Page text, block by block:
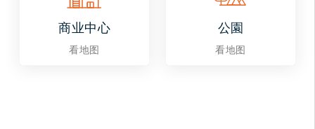
商业中心
看地图
公園
看地图